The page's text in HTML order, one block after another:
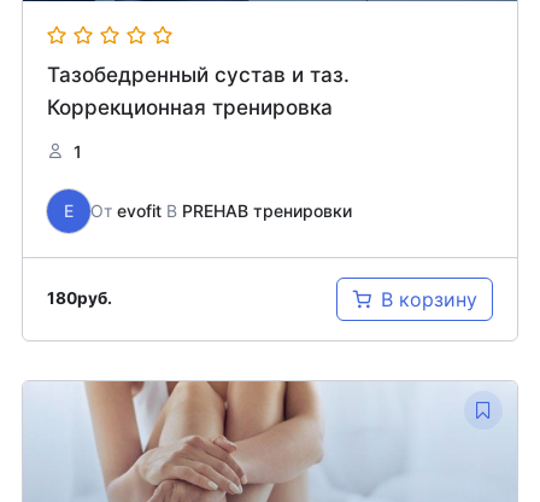
Тазобедренный сустав и таз.
Коррекционная тренировка
1
E От evofitВ PREHAB тренировки
180руб. В корзину